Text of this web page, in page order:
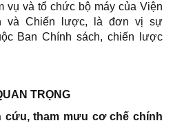
vụ và tổ chức bộ máy của Viện
và Chiến lược, là đơn vị sự
Ban Chính sách, chiến lược
TRỌNG
cứu, tham mưu cơ chế chính